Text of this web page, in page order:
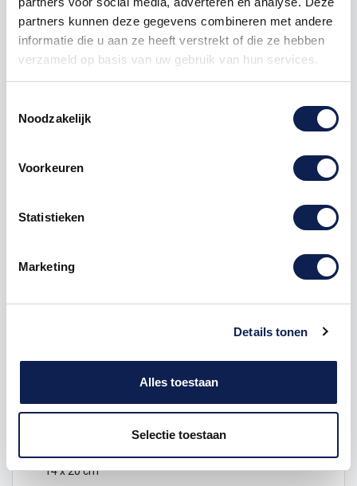
partners kunnen deze gegevens combineren met andere
informatie die u aan ze heeft verstrekt of die ze hebben
verzameld op basis van uw gebruik van hun services.
Noodzakelijk
Voorkeuren
Statistieken
Marketing
Details tonen
Alles toestaan
Selectie toestaan
Landenstickers bestellen
anders? Misschien heb je wel plannen om naar een
Roemenië als aandenken en plak hem
14 x 20 cm